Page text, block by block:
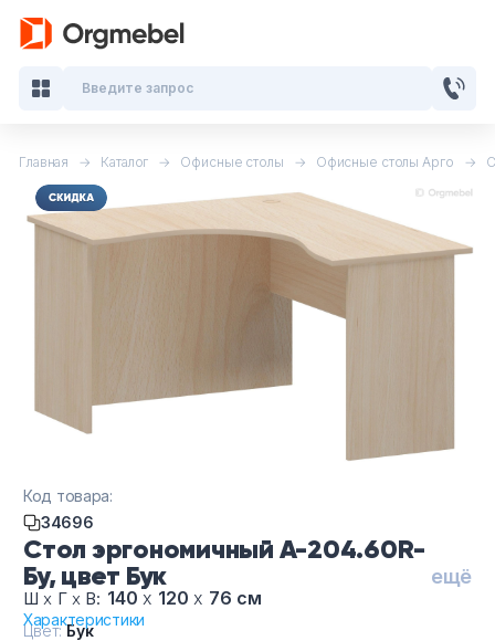
Главная Каталог Офисные столы Офисные столы Арго
Стол эргономичный А-204.60R-
Бу, цвет Бук
ещё
Ш х Г х В: 140 х 120 х 76 см
Характеристики
Код товара:
34696
Цвет:Бук
Введите запрос
Кабинеты руководителя
Мебель для персонала
Офисные кресла и стулья
Офисные шкафы
Офисные диваны